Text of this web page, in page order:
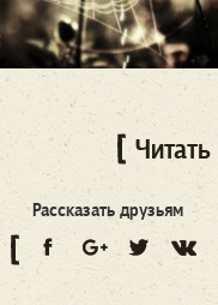
Читать
Рассказать друзьям